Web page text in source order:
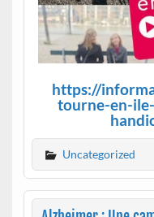
https://
tourne-en-
Uncategorized